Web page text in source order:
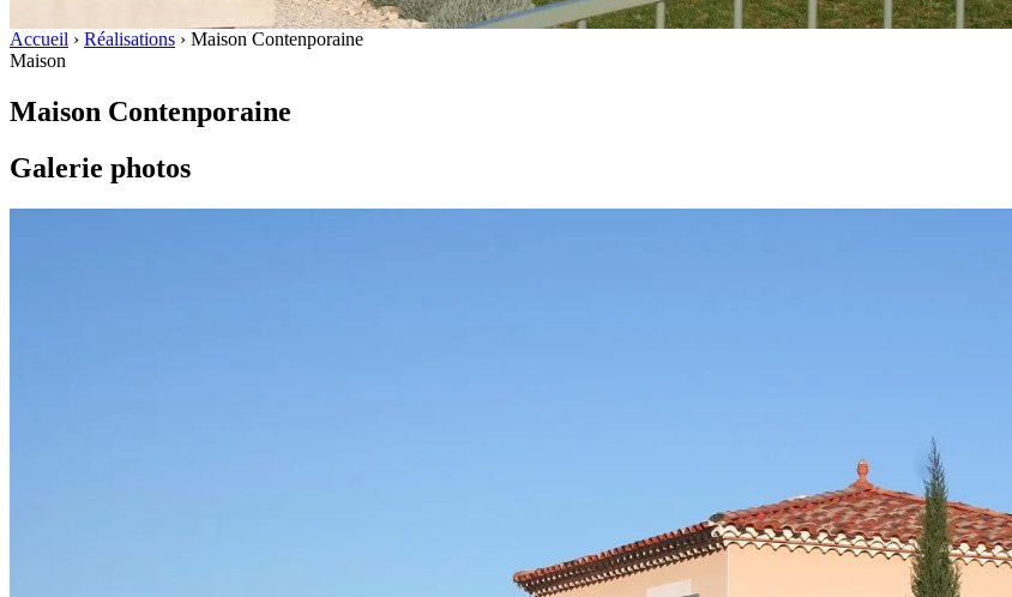
Accueil › Réalisations › Maison Contenporaine
Maison
Maison Contenporaine
Galerie photos